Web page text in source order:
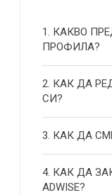
1. КАКВО
ПРОФИЛА?
2. КАК ДА
СИ?
3. КАК ДА
4. КАК ДА
ADWISE?